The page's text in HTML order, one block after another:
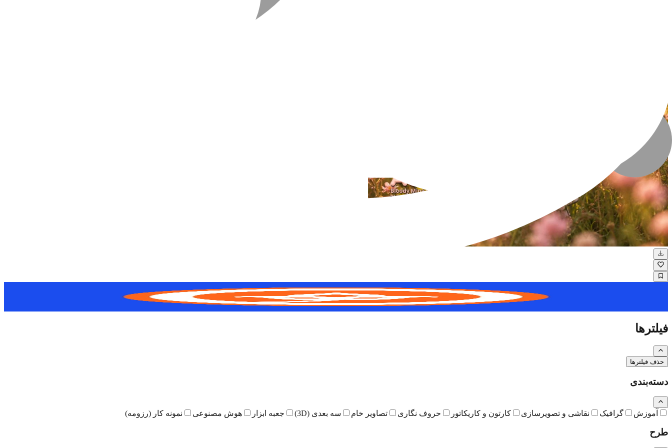
فیلترها
حذف فیلترها
دسته‌بندی
آموزش گرافیک نقاشی و تصویرسازی کارتون و کاریکاتور حروف نگاری تصاویر خام سه بعدی (3D) جعبه ابزار هوش مصنوعی نمونه کار (رزومه)
طرح